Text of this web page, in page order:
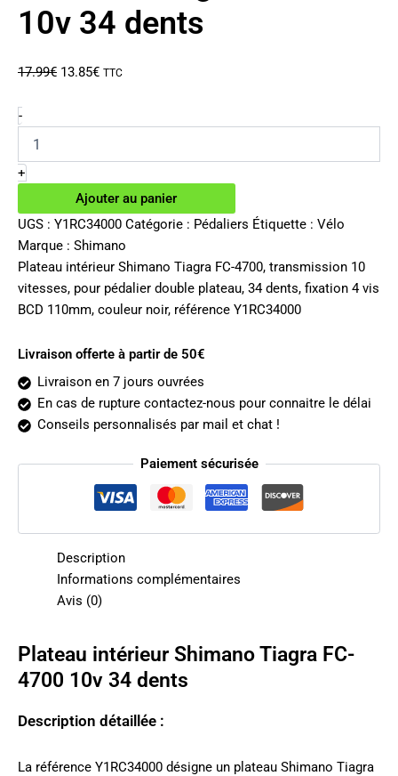
10v 34 dents
17.99€ Le
13.85€Le
TTC
-quantité
de
Plateau
intérieur
Shimano
FC-
4700
34
dents
+
Ajouter au panier
UGS : Y1RC34000 Catégorie : Pédaliers Étiquette : Vélo
Marque : Shimano
Plateau intérieur Shimano Tiagra FC-4700, transmission 10
vitesses, pour pédalier double plateau, 34 dents, fixation 4 vis
BCD 110mm, couleur noir, référence Y1RC34000
Livraison offerte à partir de 50€
Livraison en 7 jours ouvrées
En cas de rupture contactez-nous pour connaitre le délai
Conseils personnalisés par mail et chat !
Paiement sécurisée
Description
Informations complémentaires
Avis (0)
Plateau intérieur Shimano Tiagra FC-
4700 10v 34 dents
Description détaillée :
La référence Y1RC34000 désigne un plateau Shimano Tiagra